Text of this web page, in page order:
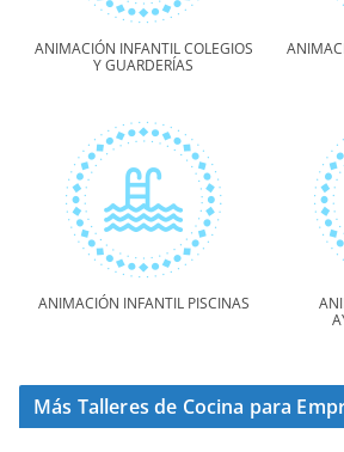
ANIMACIÓN INFANTIL COLEGIOS
Y GUARDERÍAS
ANIMACIÓN INFANTIL PISCINAS
Más Talleres de Cocina para